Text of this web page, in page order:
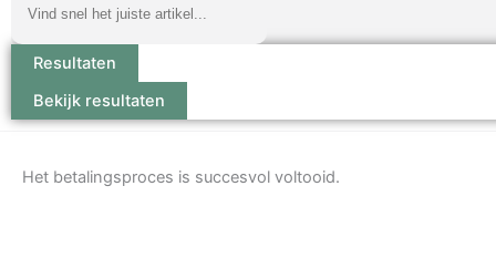
Resultaten
Bekijk resultaten
Het betalingsproces is succesvol voltooid.